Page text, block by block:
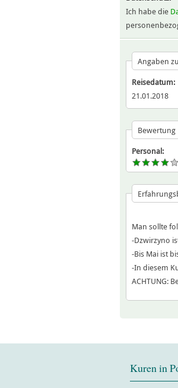
Ich habe die
Angaben
Reisedatum:
21.01.2018
Bewertung
Personal:
Man sollte
-Dzwirzyno
-Bis Mai ist
-In diesem
ACHTUNG:
Kuren in